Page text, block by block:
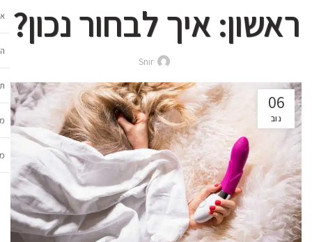
ראשון: איך לבחור נכון?
Snir
06
נוב